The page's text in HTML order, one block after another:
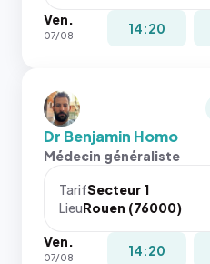
Ven.
07/08 14:20
Dr Benjamin Homo
Médecin généraliste
TarifSecteur 1
LieuRouen (76000)
Ven.
07/08 14:20